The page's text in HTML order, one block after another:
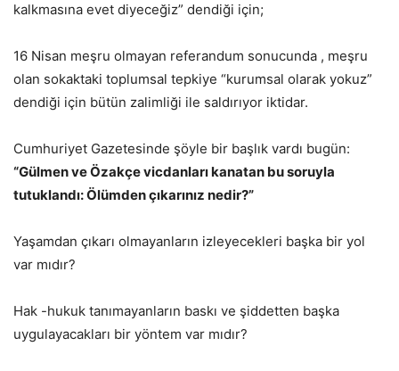
kalkmasına evet diyeceğiz” dendiği için;
16 Nisan meşru olmayan referandum sonucunda , meşru
olan sokaktaki toplumsal tepkiye “kurumsal olarak yokuz”
dendiği için bütün zalimliği ile saldırıyor iktidar.
Cumhuriyet Gazetesinde şöyle bir başlık vardı bugün:
“Gülmen ve Özakçe vicdanları kanatan bu soruyla
tutuklandı: Ölümden çıkarınız nedir?”
Yaşamdan çıkarı olmayanların izleyecekleri başka bir yol
var mıdır?
Hak -hukuk tanımayanların baskı ve şiddetten başka
uygulayacakları bir yöntem var mıdır?